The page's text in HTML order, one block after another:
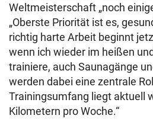
Weltmeisterschaft „noch
„Oberste Priorität ist es,
richtig harte Arbeit beginnt
wenn ich wieder im heißen
trainiere, auch Saunagänge
werden dabei eine zentrale
Trainingsumfang liegt aktuell
Kilometern pro Woche.“